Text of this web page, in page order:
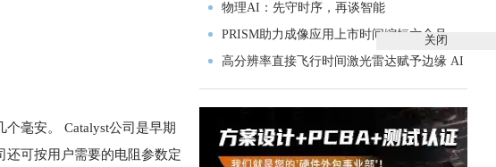
毫安。 Catalyst公司是早期
还可按用户需要的电阻参数定
物理AI：先守时序，再谈智能
PRISM助力成像应用上市时间缩短六个月，
实战指南一文解读
高分辨率直接飞行时间激光雷达赋予边缘 AI
空间感知能力
关闭